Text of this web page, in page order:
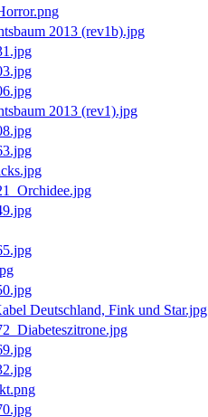
2013 (rev1b).jpg
2013 (rev1).jpg
Deutschland, Fink und Star.jpg